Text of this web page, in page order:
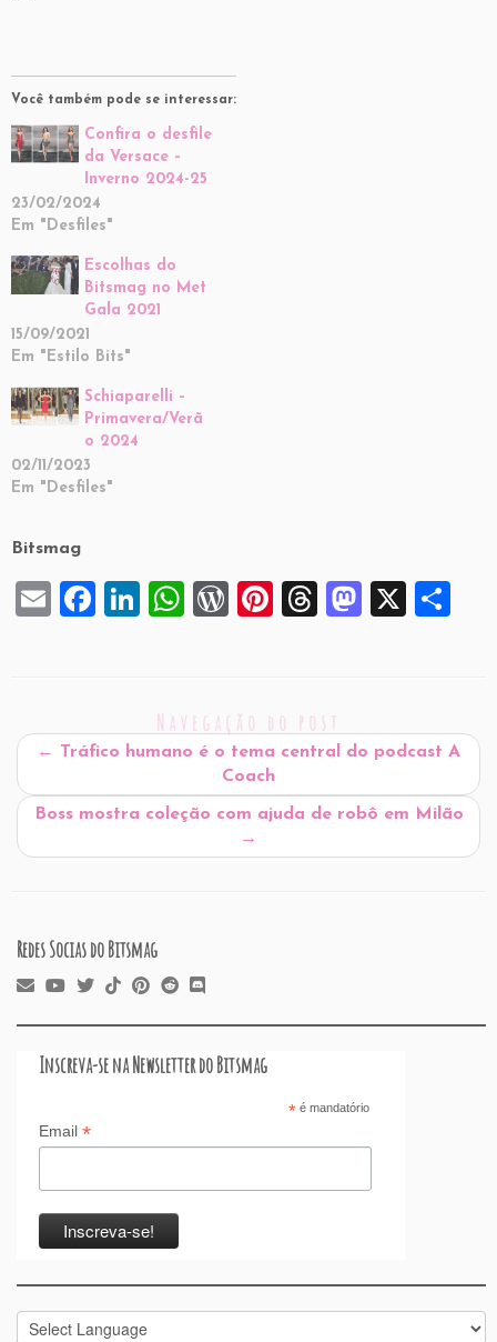
Você também pode se interessar:
Confira o desfile
da Versace –
Inverno 2024-25
23/02/2024
Em "Desfiles"
Escolhas do
Bitsmag no Met
Gala 2021
15/09/2021
Em "Estilo Bits"
Schiaparelli –
Primavera/Verã
o 2024
02/11/2023
Em "Desfiles"
Bitsmag
E
F
b
o
k
Li
e
dI
W
A
p
W
P
re
ss
Pi
t
T
d
M
d
n
X
Navegação do post
← Tráfico humano é o tema central do podcast A
Coach
Boss mostra coleção com ajuda de robô em Milão
→
Redes Socias do Bitsmag
Inscreva-se na Newsletter do Bitsmag
*é mandatório
Email *